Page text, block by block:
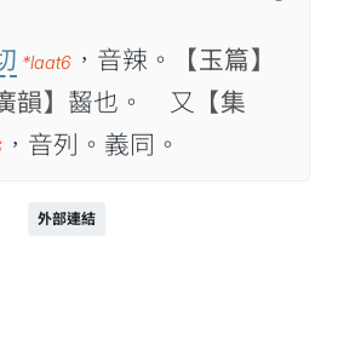
*laat6 ，音辣。
【玉篇】
韻】 齧也。 又
【集
，音列。義同。
外部連結